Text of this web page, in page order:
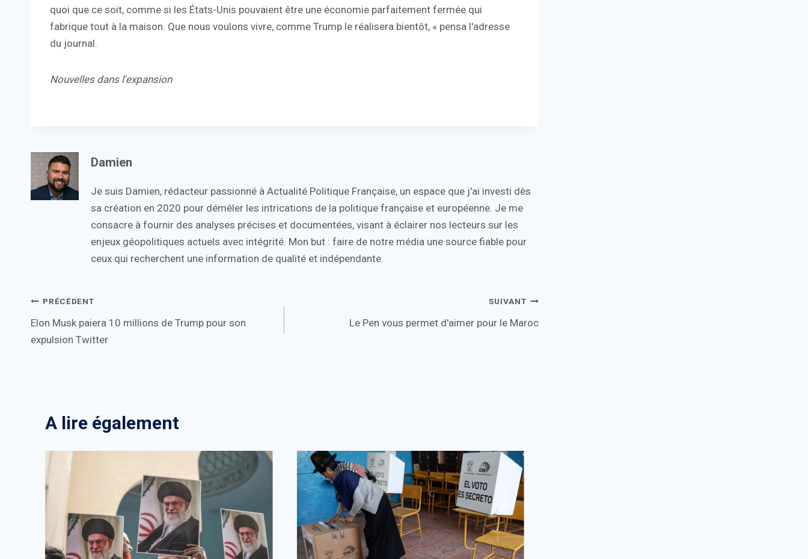
quoi que ce soit, comme si les États-Unis pouvaient être une économie parfaitement fermée qui
fabrique tout à la maison. Que nous voulons vivre, comme Trump le réalisera bientôt, « pensa l'adresse
du journal.
Nouvelles dans l'expansion
Damien
Je suis Damien, rédacteur passionné à Actualité Politique Française, un espace que j'ai investi dès
sa création en 2020 pour démêler les intrications de la politique française et européenne. Je me
consacre à fournir des analyses précises et documentées, visant à éclairer nos lecteurs sur les
enjeux géopolitiques actuels avec intégrité. Mon but : faire de notre média une source fiable pour
ceux qui recherchent une information de qualité et indépendante.
Navigation
de
PRÉCÉDENT
Elon Musk paiera 10 millions de Trump pour son
expulsion Twitter
SUIVANT
Le Pen vous permet d'aimer pour le Maroc
A lire également